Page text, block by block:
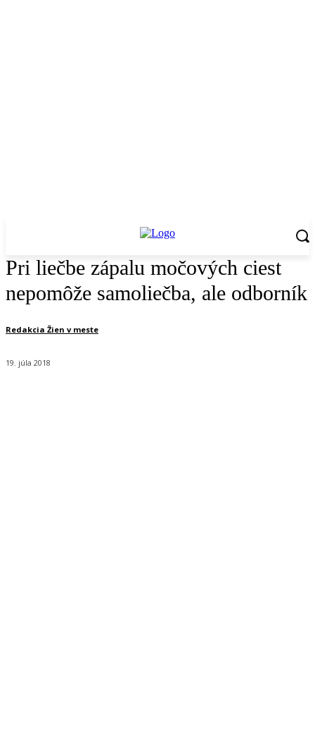
Pri liečbe zápalu močových ciest
nepomôže samoliečba, ale odborník
Redakcia Žien v meste
19. júla 2018